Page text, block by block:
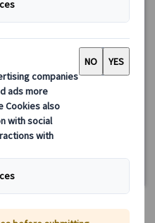
乗車券付き）
車券付きで安心のベルリン市
見る
・25・31、1/1、3/26・29を
時間